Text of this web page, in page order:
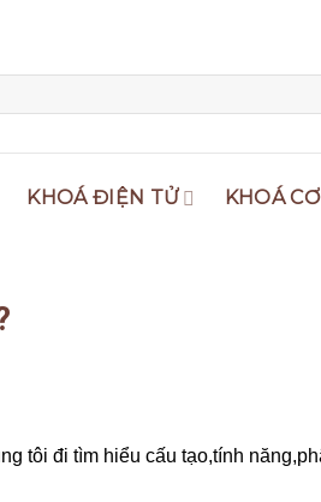
KHOÁ ĐIỆN TỬ KHOÁ CƠ
tôi đi tìm hiểu cấu tạo,tính